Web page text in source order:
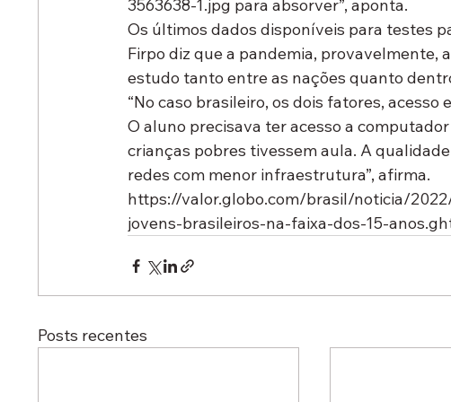
3563638-1.jpg para absorver”, aponta.
Os últimos dados disponíveis para testes
Firpo diz que a pandemia, provavelmente,
estudo tanto entre as nações quanto
“No caso brasileiro, os dois fatores,
O aluno precisava ter acesso a
crianças pobres tivessem aula. A
redes com menor infraestrutura”, afirma.
https://valor.globo.com/brasil/noticia/
jovens-brasileiros-na-faixa-dos-15-
Posts recentes